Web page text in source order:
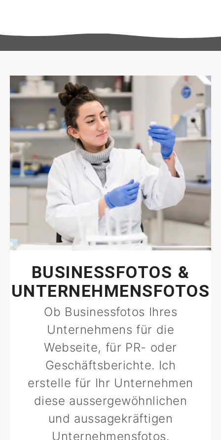
BUSINESSFOTOS &
UNTERNEHMENSFOTOS
Ob Businessfotos Ihres
Unternehmens für die
Webseite, für PR- oder
Geschäftsberichte. Ich
erstelle für Ihr Unternehmen
diese aussergewöhnlichen
und aussagekräftigen
Unternehmensfotos.